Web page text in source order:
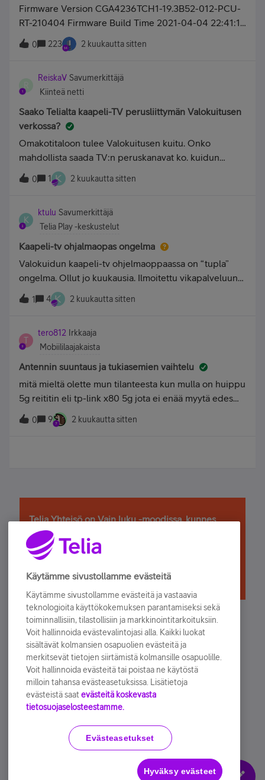
Firmware Version CGA4236TCH1-19.3B52-012-PCU-
RT-210404 Firmware Build Time 2021-04-04 22:41:15
Bootloader Version S1TC-3.80.1.181 &amp; S2T1-
3.80.1.181 ---Muokkaus AaTanja: Muokkasin otsikkoa
0 223 2 kuukautta sitten
ReiskaV Savumerkittäjä
Kiinteä netti
Saako Telialta kaapeli-TV perusliittymän Valokuitusen
verkossa?
Omakotitaloon tulee Valokuitusen kuitu. Onko
mahdollista saada TV:n peruskanavat ko. kuidun
kautta Telialta? Ainakin Valokuitusen
sivu https://valokuitunen.fi/palveluntarjoajat/ antaa
Valokuituse
0 1 K 2 kuukautta sitten
K
ktulu Savumerkittäjä
Telia Play -keskustelut
Kaapeli-tv ohjalmaopas ongelma
Valokuidun kaapeli-tv ohjelmaoppaassa on “tupla”
ongelma. Ollut jo kuukausia. Ilmoitettu vikapalveluun
mutta sieltä normaali vastaus laitteiden nollauksesta
sekä kanavien uudelleen hausta. Vika näkyy
1 4 K 2 kuukautta sitten
T
tero812
Irkkaaja
Mobiililaajakaista
Antennin suuntaus ja tukiasemien vaihtelu
mitä mieltä olette mun tilanteesta kun mulla on huippu
5g reititin eli tp-link x80 5g jota ei enää myytä edes
kun ollut niin kallis laadun takia ettei käynyt kaupaksi
nyt on tp-linkiltä tullut uusi kallis 5g reititin joka
0 9 2 kuukautta sitten
Telia Yhteisö on Vain luku -moodissa, kunnes
sulkeutuu kokonaan lokakuussa
Telia Yhteisö
37,033
Aihetta
205,178
Kommenttia
49,399
Jäsentä
Käyttöehdot Accessibility statement
Evästeasetukset
Käytämme sivustollamme evästeitä
Käytämme sivustollamme evästeitä ja vastaavia
teknologioita käyttökokemuksen parantamiseksi sekä
toiminnallisiin, tilastollisiin ja markkinointitarkoituksiin.
Voit hallinnoida evästevalintojasi alla. Kaikki luokat
sisältävät kolmansien osapuolien evästeitä ja
merkitsevät tietojen siirtämistä kolmansille osapuolille.
Voit hallinnoida evästeitä tai poistaa ne käytöstä
milloin tahansa evästeasetuksissa. Lisätietoja
evästeistä saat evästeitä koskevasta
tietosuojaselosteestamme.
Evästeasetukset
Hyväksy evästeet